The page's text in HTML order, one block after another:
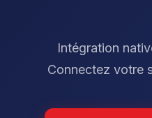
Intégration
Connectez votre